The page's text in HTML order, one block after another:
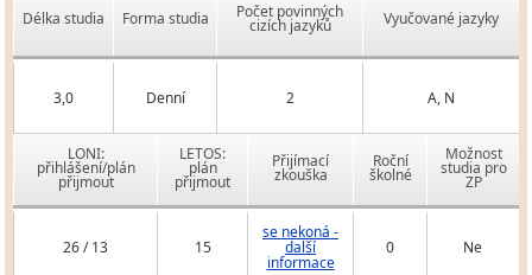
Délka studia Forma studia Počet povinných
cizích jazyků Vyučované jazyky
3,0 Denní 2 A, N
LONI:
přihlášení/plán
přijmout
LETOS:
plán
přijmout
Přijímací
zkouška
Roční
školné
Možnost
studia pro
ZP
26 / 13 15
se nekoná -
další
informace
0 Ne